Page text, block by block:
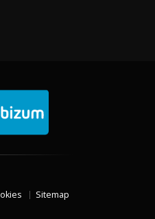
Sitemap